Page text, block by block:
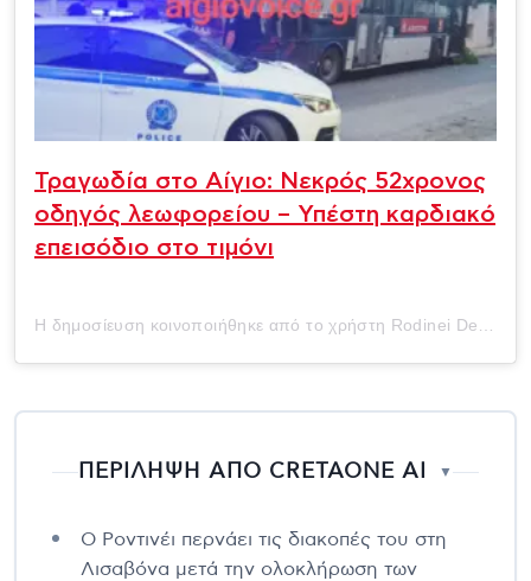
Τραγωδία στο Αίγιο: Νεκρός 52χρονος
οδηγός λεωφορείου – Υπέστη καρδιακό
επεισόδιο στο τιμόνι
ΠΕΡΙΛΗΨΗ ΑΠΟ CRETAONE AI ▼
Ο Ροντινέι περνάει τις διακοπές του στη
Λισαβόνα μετά την ολοκλήρωση των